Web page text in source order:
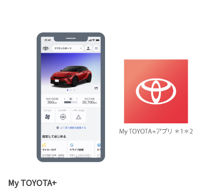
My TOYOTA+